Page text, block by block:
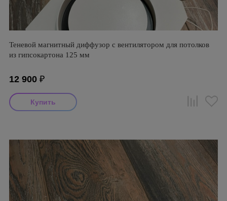
Теневой магнитный диффузор с вентилятором для потолков
из гипсокартона 125 мм
12 900 ₽